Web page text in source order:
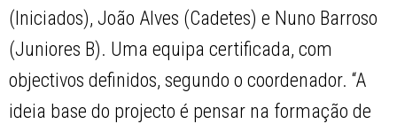
(Iniciados), João Alves (Cadetes) e Nuno Barroso
(Juniores B). Uma equipa certificada, com
objectivos definidos, segundo o coordenador. “A
ideia base do projecto é pensar na formação de